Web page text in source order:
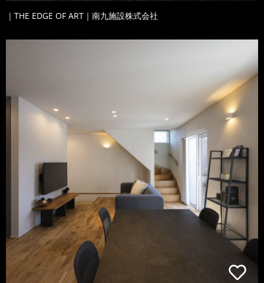
｜THE EDGE OF ART｜南九施設株式会社